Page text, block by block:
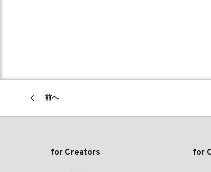
前へ
for Creators for